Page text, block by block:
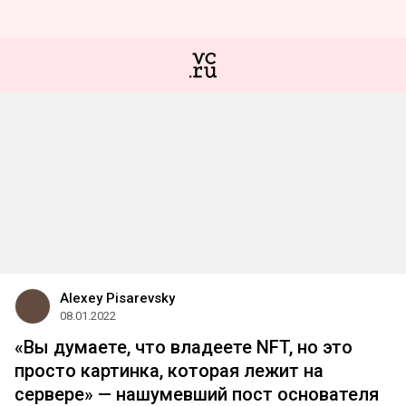
Alexey Pisarevsky
08.01.2022
«Вы думаете, что владеете NFT, но это
просто картинка, которая лежит на
сервере» — нашумевший пост основателя